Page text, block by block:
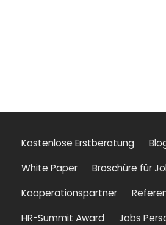
Kostenlose Erstberatung
White Paper
Broschüre für
Kooperationspartner
HR-Summit Award
Jobs